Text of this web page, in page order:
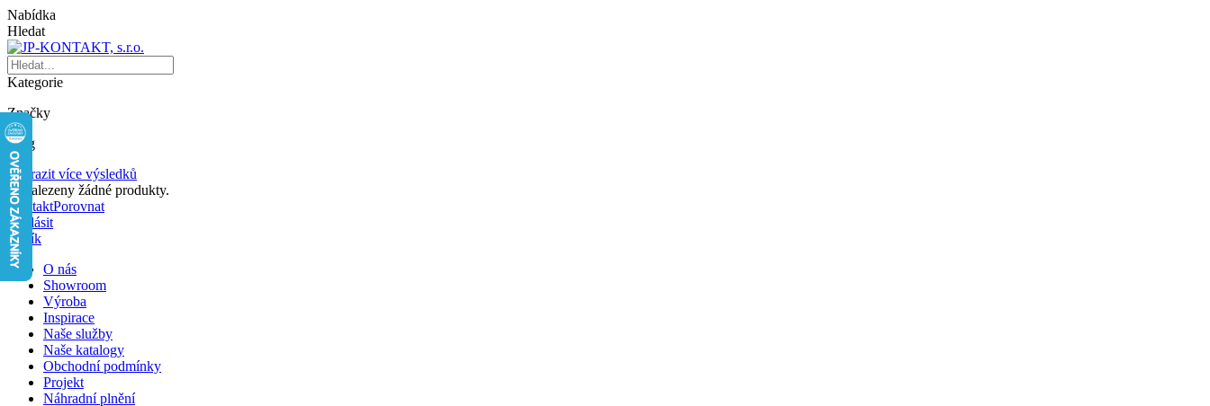
Nabídka
Hledat
Kategorie
Značky
Blog
Zobrazit více výsledků
Nenalezeny žádné produkty.
KontaktPorovnat
Přihlásit
Košík
O nás
Showroom
Výroba
Inspirace
Naše služby
Naše katalogy
Obchodní podmínky
Projekt
Náhradní plnění